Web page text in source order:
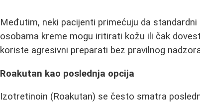
Međutim, neki pacijenti primećuju da
osobama kreme mogu iritirati kožu ili čak
koriste agresivni preparati bez pravilnog
Roakutan kao poslednja opcija
Izotretinoin (Roakutan) se često smatra